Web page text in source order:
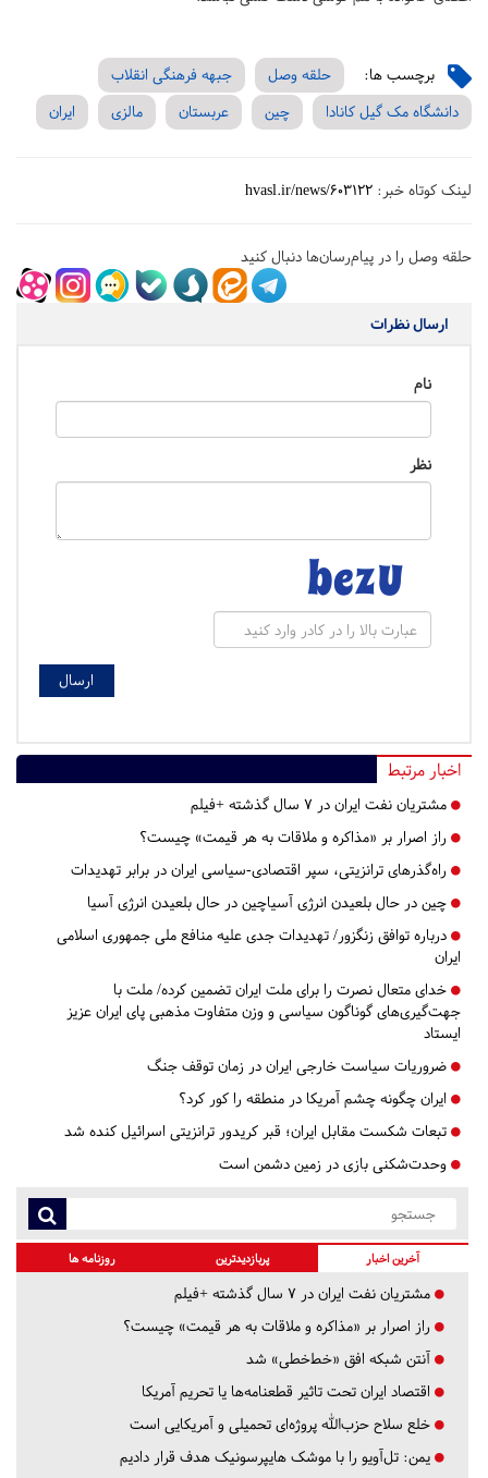
برچسب ها: حلقه وصل
جبهه فرهنگی انقلاب
دانشگاه مک گیل کانادا
چین عربستان مالزی ایران
لینک کوتاه خبر: hvasl.ir/news/603122
حلقه وصل را در پیام‌رسان‌ها دنبال کنید
ارسال نظرات
نام
نظر
اخبار مرتبط
مشتریان نفت ایران در ۷ سال گذشته +فیلم
راز اصرار بر «مذاکره و ملاقات به هر قیمت» چیست؟
راه‌گذرهای ترانزیتی، سپر اقتصادی-سیاسی ایران در برابر تهدیدات
چین در حال بلعیدن انرژی آسیاچین در حال بلعیدن انرژی آسیا
درباره توافق زنگزور/ تهدیدات جدی علیه منافع ملی جمهوری اسلامی
ایران
خدای متعال نصرت را برای ملت ایران تضمین کرده/ ملت با
جهت‌گیری‌های گوناگون سیاسی و وزن متفاوت مذهبی پای ایران عزیز
ایستاد
ضروریات سیاست خارجی ایران در زمان توقف جنگ
ایران چگونه چشم آمریکا در منطقه را کور کرد؟
تبعات شکست مقابل ایران؛ قبر کریدور ترانزیتی اسرائیل کنده شد
وحدت‌شکنی بازی در زمین دشمن است
آخرین اخبار پربازدیدترین روزنامه ها
مشتریان نفت ایران در ۷ سال گذشته +فیلم
راز اصرار بر «مذاکره و ملاقات به هر قیمت» چیست؟
آنتن شبکه افق «خط‌خطی» شد
اقتصاد ایران تحت تاثیر قطعنامه‌ها یا تحریم‌ آمریکا
خلع سلاح حزب‌الله پروژه‌ای تحمیلی و آمریکایی است
یمن: تل‌آویو را با موشک هایپرسونیک هدف قرار دادیم